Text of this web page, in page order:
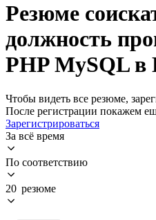
Резюме
должность
PHP MySQL в
Чтобы видеть все резюме,
После регистрации покажем
Зарегистрироваться
За всё время
По соответствию
20 резюме